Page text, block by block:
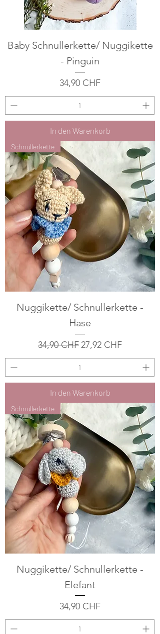
Baby Schnullerkette/ Nuggikette
- Pinguin
Preis
34,90 CHF
In den Warenkorb
Schnullerkette
Nuggikette/ Schnullerkette -
Hase
Standardpreis
34,90 CHF Sale-Preis
27,92 CHF
In den Warenkorb
Schnullerkette
Nuggikette/ Schnullerkette -
Elefant
Preis
34,90 CHF